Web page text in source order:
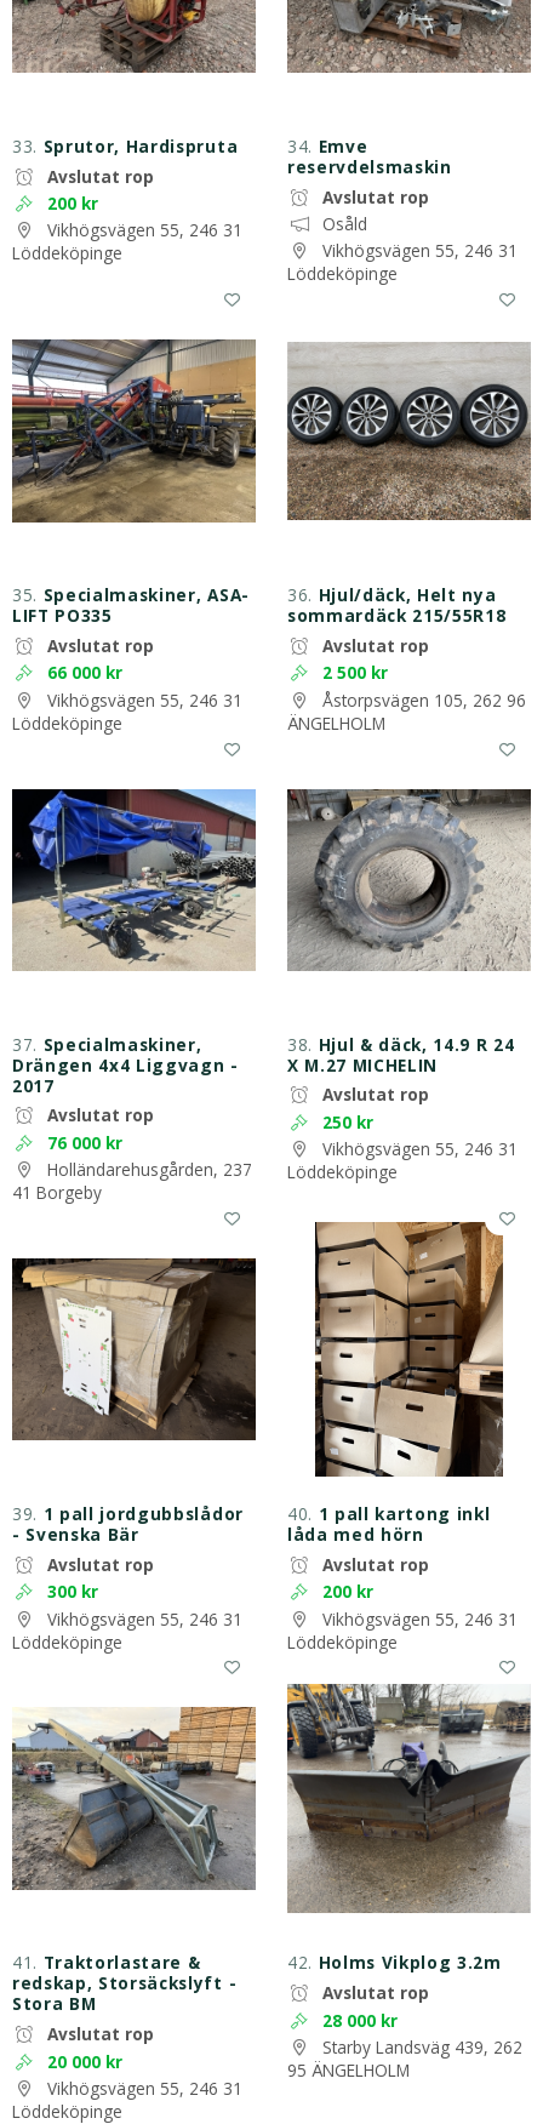
33. Sprutor, Hardispruta
Avslutat rop
200 kr
Vikhögsvägen 55, 246 31
Löddeköpinge
34. Emve
reservdelsmaskin
Avslutat rop
Osåld
Vikhögsvägen 55, 246 31
Löddeköpinge
35. Specialmaskiner, ASA-
LIFT PO335
Avslutat rop
66 000 kr
Vikhögsvägen 55, 246 31
Löddeköpinge
36. Hjul/däck, Helt nya
sommardäck 215/55R18
Avslutat rop
2 500 kr
Åstorpsvägen 105, 262 96
ÄNGELHOLM
37. Specialmaskiner,
Drängen 4x4 Liggvagn -
2017
Avslutat rop
76 000 kr
Holländarehusgården, 237
41 Borgeby
38. Hjul & däck, 14.9 R 24
X M.27 MICHELIN
Avslutat rop
250 kr
Vikhögsvägen 55, 246 31
Löddeköpinge
39. 1 pall jordgubbslådor
- Svenska Bär
Avslutat rop
300 kr
Vikhögsvägen 55, 246 31
Löddeköpinge
40. 1 pall kartong inkl
låda med hörn
Avslutat rop
200 kr
Vikhögsvägen 55, 246 31
Löddeköpinge
41. Traktorlastare &
redskap, Storsäckslyft -
Stora BM
Avslutat rop
20 000 kr
Vikhögsvägen 55, 246 31
Löddeköpinge
42. Holms Vikplog 3.2m
Avslutat rop
28 000 kr
Starby Landsväg 439, 262
95 ÄNGELHOLM